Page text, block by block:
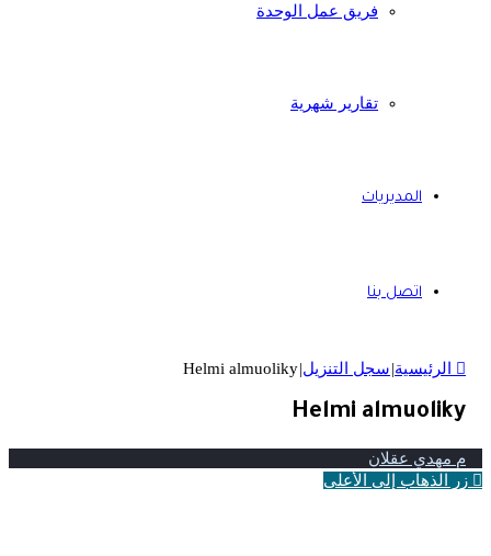
فريق عمل الوحدة
تقارير شهرية
المديريات
اتصل بنا
الرئيسية|سجل التنزيل|
Helmi almuoliky
Helmi almuoliky
م مهدي عقلان
زر الذهاب إلى الأعلى